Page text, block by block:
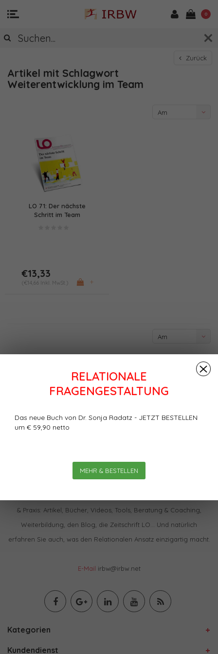
RELATIONALE
FRAGENGESTALTUNG
Das neue Buch von Dr. Sonja Radatz - JETZT BESTELLEN
um € 59,90 netto
MEHR & BESTELLEN
0
Zurück
Artikel mit Schlagwort
Weiterentwicklung im Team
Am
LO 71: Der nächste
Schritt im Team
€13,33
(€14,66 Inkl. MwSt.) +
Am
& Praxis: Artikel, Bücher, Videos, Tools, Beratung & Coaching,
Weiterbildung, den Blog, die Zeitschrift LO… Und natürlich
erfahren Sie auch, was den Relationalen Ansatz einzigartig macht.
E-Mail irbw@irbw.net
Kategorien
Kundendienst